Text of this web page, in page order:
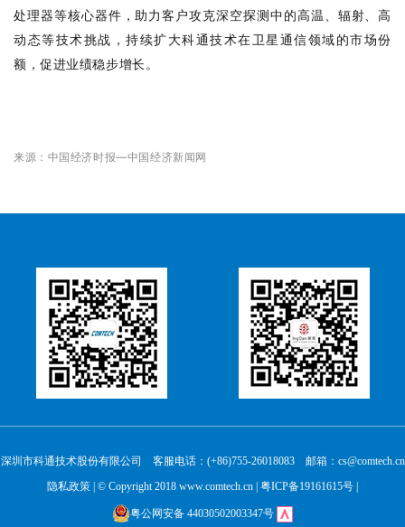
处理器等核心器件，助力客户攻克深空探测中的高温、辐射、高
动态等技术挑战，持续扩大科通技术在卫星通信领域的市场份
额，促进业绩稳步增长。
来源：中国经济时报—中国经济新闻网
深圳市科通技术股份有限公司 客服电话：(+86)755-26018083 邮箱：cs@comtech.cn
隐私政策 | © Copyright 2018 www.comtech.cn | 粤ICP备19161615号
粤公网安备 44030502003347号